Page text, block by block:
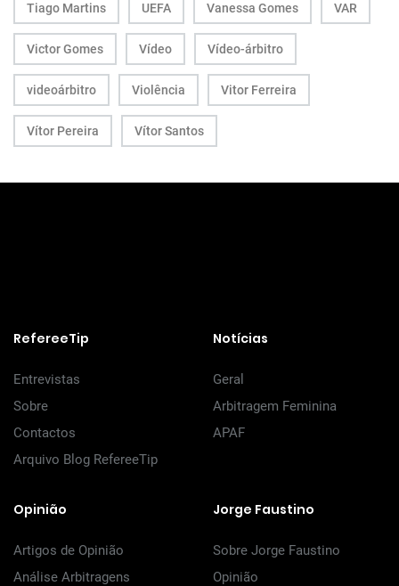
Tiago Martins UEFA Vanessa Gomes VAR
Victor Gomes Vídeo Vídeo-árbitro
videoárbitro Violência Vitor Ferreira
Vítor Pereira Vítor Santos
RefereeTip
Entrevistas
Sobre
Contactos
Arquivo Blog RefereeTip
Notícias
Geral
Arbitragem Feminina
APAF
Opinião
Artigos de Opinião
Análise Arbitragens
Jorge Faustino
Sobre Jorge Faustino
Opinião